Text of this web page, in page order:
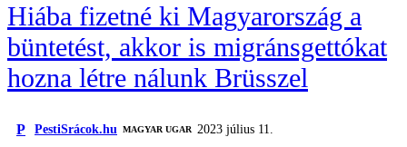
Hiába fizetné ki Magyarország a
büntetést, akkor is migránsgettókat
hozna létre nálunk Brüsszel
P PestiSrácok.hu MAGYAR UGAR 2023 július 11.